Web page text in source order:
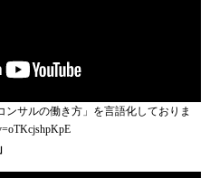
サルの働き方」を言語化しておりま